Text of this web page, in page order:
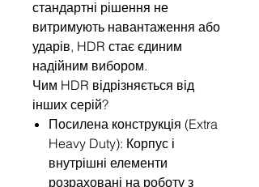
стандартні рішення не
витримують навантаження або
ударів, HDR стає єдиним
надійним вибором.
Чим HDR відрізняється від
інших серій?
Посилена конструкція (Extra
Heavy Duty): Корпус і
внутрішні елементи
розраховані на роботу з